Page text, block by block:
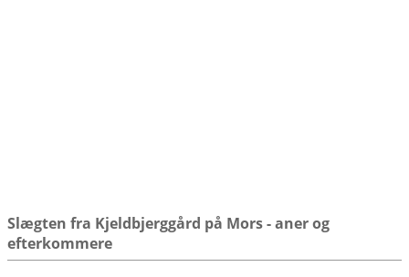
Slægten fra Kjeldbjerggård på Mors - aner og
efterkommere